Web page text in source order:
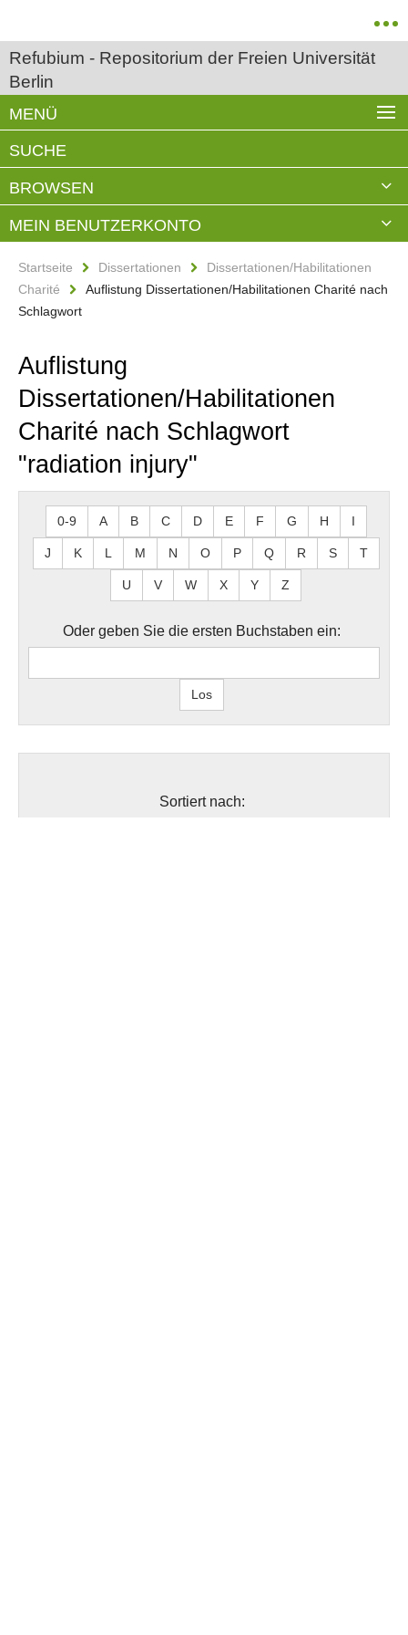
Refubium - Repositorium der Freien Universität
Berlin
MENÜ
SUCHE
BROWSEN
MEIN BENUTZERKONTO
Startseite Dissertationen
Dissertationen/Habilitationen
Charité
Auflistung Dissertationen/Habilitationen Charité nach
Schlagwort
Auflistung
Dissertationen/Habilitationen
Charité nach Schlagwort
"radiation injury"
0-9 A B C D E F G H I
J K L M N O P Q R S T
U V W X Y Z
Oder geben Sie die ersten Buchstaben ein:
Sortiert nach: